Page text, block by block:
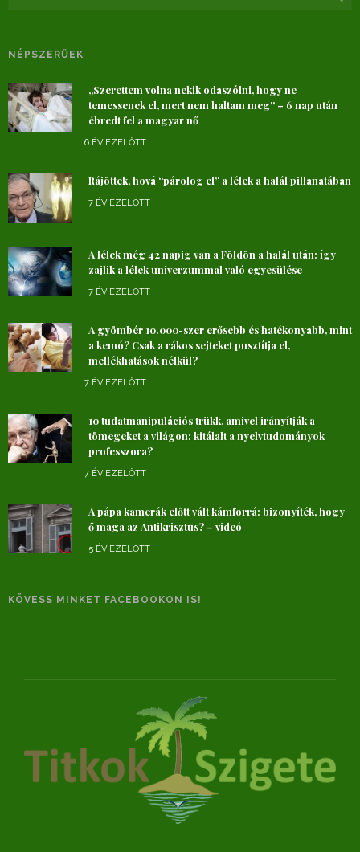
NÉPSZERŰEK
„Szerettem volna nekik odaszólni, hogy ne
temessenek el, mert nem haltam meg” – 6 nap után
ébredt fel a magyar nő
6 ÉV EZELŐTT
Rájöttek, hová “párolog el” a lélek a halál pillanatában
7 ÉV EZELŐTT
A lélek még 42 napig van a Földön a halál után: így
zajlik a lélek univerzummal való egyesülése
7 ÉV EZELŐTT
A gyömbér 10.000-szer erősebb és hatékonyabb, mint
a kemó? Csak a rákos sejteket pusztítja el,
mellékhatások nélkül?
7 ÉV EZELŐTT
10 tudatmanipulációs trükk, amivel irányítják a
tömegeket a világon: kitálalt a nyelvtudományok
professzora?
7 ÉV EZELŐTT
A pápa kamerák előtt vált kámforrá: bizonyíték, hogy
ő maga az Antikrisztus? – videó
5 ÉV EZELŐTT
KÖVESS MINKET FACEBOOKON IS!